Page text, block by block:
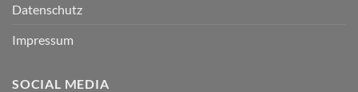
Datenschutz
Impressum
SOCIAL MEDIA